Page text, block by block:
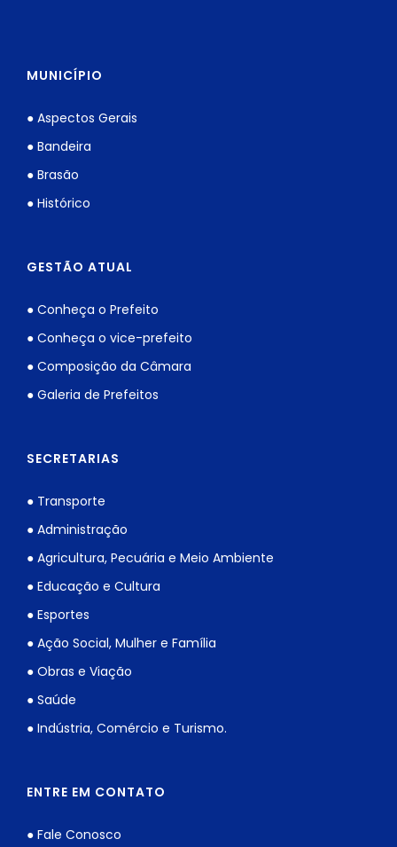
MUNICÍPIO
● Aspectos Gerais
● Bandeira
● Brasão
● Histórico
GESTÃO ATUAL
● Conheça o Prefeito
● Conheça o vice-prefeito
● Composição da Câmara
● Galeria de Prefeitos
SECRETARIAS
● Transporte
● Administração
● Agricultura, Pecuária e Meio Ambiente
● Educação e Cultura
● Esportes
● Ação Social, Mulher e Família
● Obras e Viação
● Saúde
● Indústria, Comércio e Turismo.
ENTRE EM CONTATO
● Fale Conosco